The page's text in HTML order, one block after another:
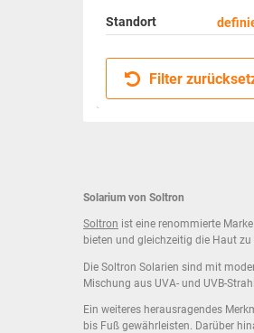
Standort
Filter
Solarium von Soltron
Soltron ist eine renommierte
bieten und gleichzeitig die Haut zu
Die Soltron Solarien sind mit
Mischung aus UVA- und UVB-
Ein weiteres herausragendes
bis Fuß gewährleisten. Darüber